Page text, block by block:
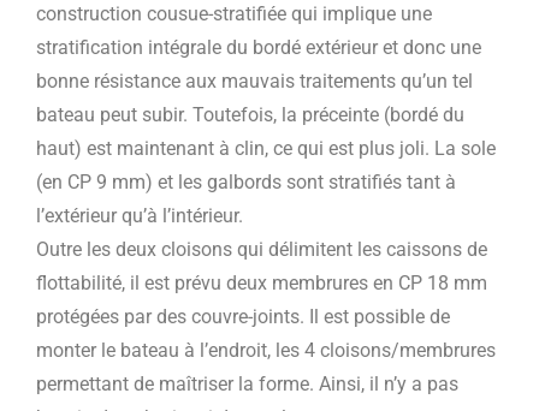
construction cousue-stratifiée qui implique une
stratification intégrale du bordé extérieur et donc une
bonne résistance aux mauvais traitements qu’un tel
bateau peut subir. Toutefois, la préceinte (bordé du
haut) est maintenant à clin, ce qui est plus joli. La sole
(en CP 9 mm) et les galbords sont stratifiés tant à
l’extérieur qu’à l’intérieur.
Outre les deux cloisons qui délimitent les caissons de
flottabilité, il est prévu deux membrures en CP 18 mm
protégées par des couvre-joints. Il est possible de
monter le bateau à l’endroit, les 4 cloisons/membrures
permettant de maîtriser la forme. Ainsi, il n’y a pas